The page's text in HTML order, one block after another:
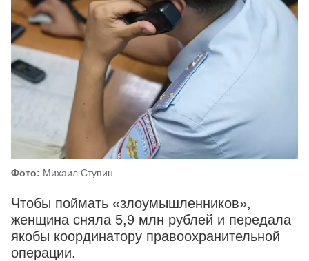
Фото: Михаил Ступин
Чтобы поймать «злоумышленников»,
женщина сняла 5,9 млн рублей и передала
якобы координатору правоохранительной
операции.